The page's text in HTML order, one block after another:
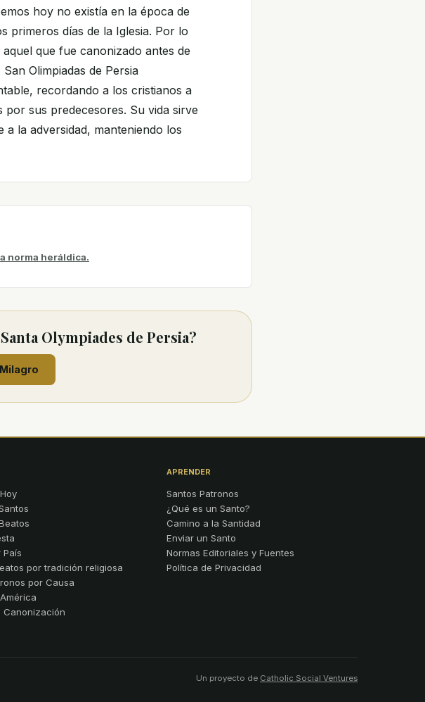
hoy no existía en la época de
primeros días de la Iglesia. Por lo
que fue canonizado antes de
Olimpiadas de Persia
recordando a los cristianos a
sus predecesores. Su vida sirve
la adversidad, manteniendo los
norma heráldica.
Olympiades de Persia?
País
por tradición religiosa
por Causa
Canonización
APRENDER
Santos Patronos
¿Qué es un Santo?
Camino a la Santidad
Enviar un Santo
Normas Editoriales y Fuentes
Política de Privacidad
Un proyecto de Catholic Social Ventures